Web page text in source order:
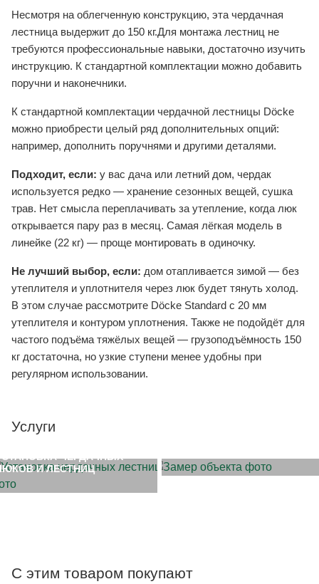
Несмотря на облегченную конструкцию, эта чердачная
лестница выдержит до 150 кг.Для монтажа лестниц не
требуются профессиональные навыки, достаточно изучить
инструкцию. К стандартной комплектации можно добавить
поручни и наконечники.
К стандартной комплектации чердачной лестницы Döcke
можно приобрести целый ряд дополнительных опций:
например, дополнить поручнями и другими деталями.
Подходит, если: у вас дача или летний дом, чердак
используется редко — хранение сезонных вещей, сушка
трав. Нет смысла переплачивать за утепление, когда люк
открывается пару раз в месяц. Самая лёгкая модель в
линейке (22 кг) — проще монтировать в одиночку.
Не лучший выбор, если: дом отапливается зимой — без
утеплителя и уплотнителя через люк будет тянуть холод.
В этом случае рассмотрите Döcke Standard с 20 мм
утеплителя и контуром уплотнения. Также не подойдёт для
частого подъёма тяжёлых вещей — грузоподъёмность 150
кг достаточна, но узкие ступени менее удобны при
регулярном использовании.
Услуги
ЧЕРДАЧНЫХ
И ЛЕСТНИЦ
С этим товаром покупают